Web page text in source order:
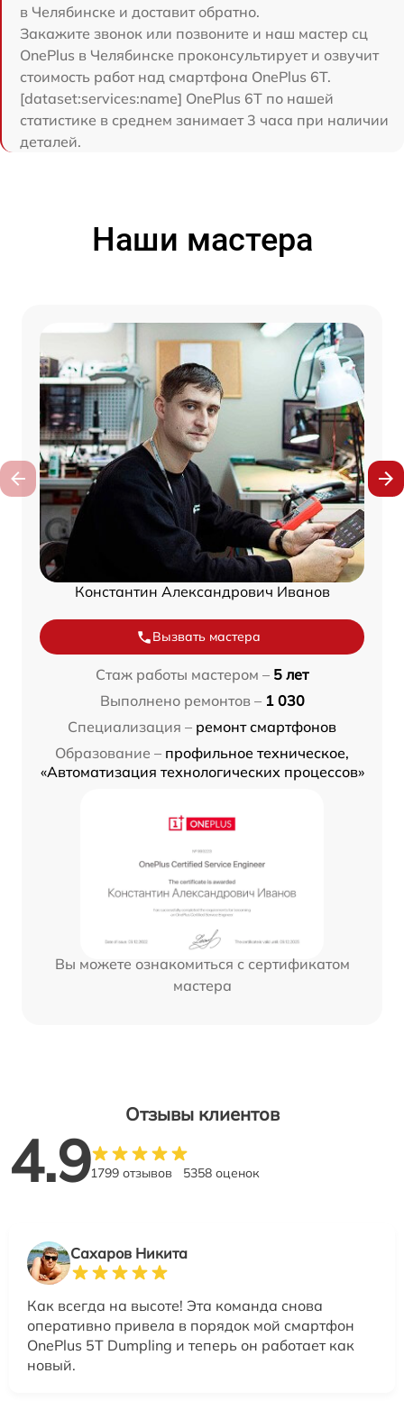
в Челябинске и доставит обратно.
Закажите звонок или позвоните и наш мастер сц
OnePlus в Челябинске проконсультирует и озвучит
стоимость работ над смартфона OnePlus 6T.
[dataset:services:name] OnePlus 6T по нашей
статистике в среднем занимает 3 часа при наличии
деталей.
Наши мастера
Константин Александрович Иванов
Вызвать мастера
Стаж работы мастером – 5 лет
Выполнено ремонтов – 1 030
Специализация – ремонт смартфонов
Образование – профильное техническое,
«Автоматизация технологических процессов»
Вы можете ознакомиться с сертификатом
мастера
Отзывы клиентов
4.91799 отзывов 5358 оценок
Сахаров Никита
Как всегда на высоте! Эта команда снова
оперативно привела в порядок мой смартфон
OnePlus 5T Dumpling и теперь он работает как
новый.